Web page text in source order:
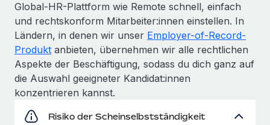
Global-HR-Plattform wie Remote schnell, einfach
und rechtskonform Mitarbeiter:innen einstellen. In
Ländern, in denen wir unser Employer-of-Record-
Produkt anbieten, übernehmen wir alle rechtlichen
Aspekte der Beschäftigung, sodass du dich ganz auf
die Auswahl geeigneter Kandidat:innen
konzentrieren kannst.
Risiko der Scheinselbstständigkeit